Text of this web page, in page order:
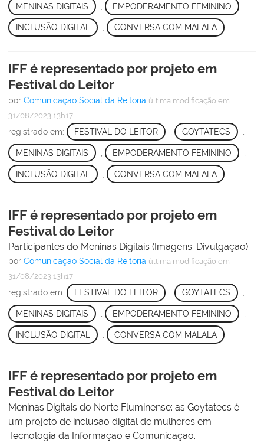
MENINAS DIGITAIS EMPODERAMENTO FEMININO
INCLUSÃO DIGITAL , CONVERSA COM MALALA
IFF é representado por projeto em
Festival do Leitor
por Comunicação Social da Reitoria última modificação em
31/08/2023 13h17
registrado em: FESTIVAL DO LEITOR GOYTATECS
MENINAS DIGITAIS EMPODERAMENTO FEMININO
INCLUSÃO DIGITAL CONVERSA COM MALALA
IFF é representado por projeto em
Festival do Leitor
Participantes do Meninas Digitais (Imagens: Divulgação)
por Comunicação Social da Reitoria última modificação em
31/08/2023 13h17
registrado em: FESTIVAL DO LEITOR , GOYTATECS ,
MENINAS DIGITAIS EMPODERAMENTO FEMININO
INCLUSÃO DIGITAL CONVERSA COM MALALA
IFF é representado por projeto em
Festival do Leitor
Meninas Digitais do Norte Fluminense: as Goytatecs é
um projeto de inclusão digital de mulheres em
Tecnologia da Informação e Comunicação.